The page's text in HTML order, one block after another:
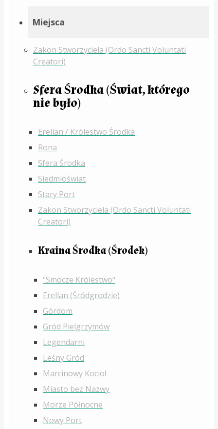
Miejsca
Zakon Stworzyciela (Ordo Sancti Voluntati
Creatori)
Sfera Środka (Świat, którego
nie było)
Erellan / Królestwo Środka
Rona
Sfera Środka
Siedmioświat
Stary Port
Zakon Stworzyciela (Ordo Sancti Voluntati
Creatori)
Kraina Środka (Środek)
"Smocze Królestwo"
Erellan (Śródgrodzie)
Górdom
Gród Pielgrzymów
Legendarni
Leśny Gród
Marcinowy Kocioł
Miasto bez Nazwy
Morze Północne
Nowy Port